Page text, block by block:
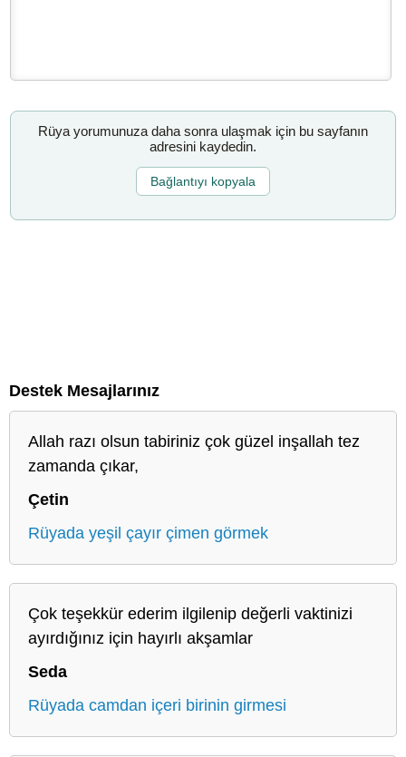
Rüya yorumunuza daha sonra ulaşmak için bu sayfanın
adresini kaydedin.
Bağlantıyı kopyala
Destek Mesajlarınız
Allah razı olsun tabiriniz çok güzel inşallah tez
zamanda çıkar,
Çetin
Rüyada yeşil çayır çimen görmek
Çok teşekkür ederim ilgilenip değerli vaktinizi
ayırdığınız için hayırlı akşamlar
Seda
Rüyada camdan içeri birinin girmesi